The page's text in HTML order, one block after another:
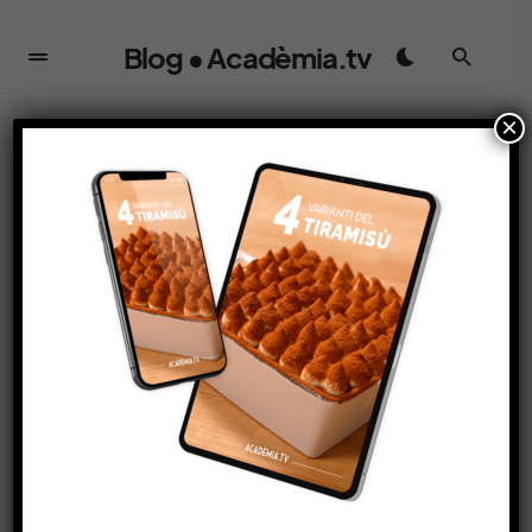
Blog • Acadèmia.tv
APPROFONDIMENTO
Chiacchiere di Nomi e
Sapori: Le Varianti Nominali
nelle Ricette delle
Chiacchiere Italiane
×